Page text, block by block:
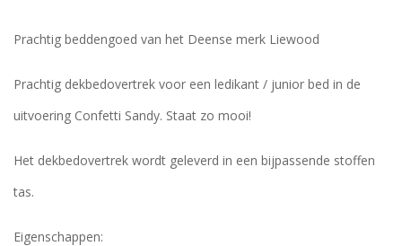
Prachtig beddengoed van het Deense merk Liewood
Prachtig dekbedovertrek voor een ledikant / junior bed in de
uitvoering Confetti Sandy. Staat zo mooi!
Het dekbedovertrek wordt geleverd in een bijpassende stoffen
tas.
Eigenschappen: